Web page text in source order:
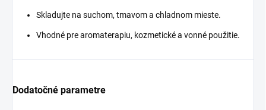
Skladujte na suchom, tmavom a chladnom mieste.
Vhodné pre aromaterapiu, kozmetické a vonné použitie.
Dodatočné parametre